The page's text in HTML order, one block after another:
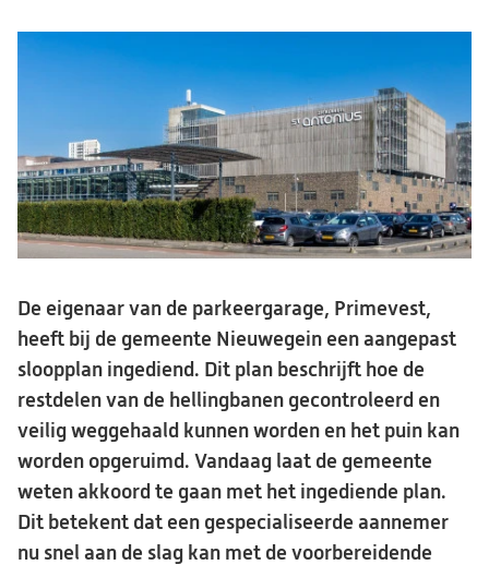
De eigenaar van de parkeergarage, Primevest,
heeft bij de gemeente Nieuwegein een aangepast
sloopplan ingediend. Dit plan beschrijft hoe de
restdelen van de hellingbanen gecontroleerd en
veilig weggehaald kunnen worden en het puin kan
worden opgeruimd. Vandaag laat de gemeente
weten akkoord te gaan met het ingediende plan.
Dit betekent dat een gespecialiseerde aannemer
nu snel aan de slag kan met de voorbereidende